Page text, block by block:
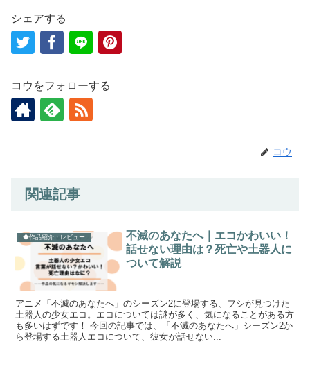
シェアする
コウをフォローする
コウ
関連記事
◆作品紹介・レビュー
不滅のあなたへ｜エコかわいい！
話せない理由は？死亡や土器人に
ついて解説
アニメ「不滅のあなたへ」のシーズン2に登場する、フシが見つけた
土器人の少女エコ。エコについては謎が多く、気になることがある方
も多いはずです！ 今回の記事では、「不滅のあなたへ」シーズン2か
ら登場する土器人エコについて、彼女が話せない...